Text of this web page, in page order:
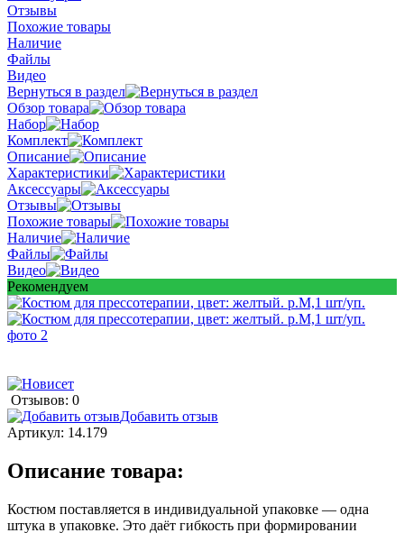
Отзывы
Похожие товары
Наличие
Файлы
Видео
Вернуться в раздел
Обзор товара
Набор
Комплект
Описание
Характеристики
Аксессуары
Отзывы
Похожие товары
Наличие
Файлы
Видео
Рекомендуем
Отзывов: 0
Добавить отзыв
Артикул: 14.179
Описание товара:
Костюм поставляется в индивидуальной упаковке — одна
штука в упаковке. Это даёт гибкость при формировании